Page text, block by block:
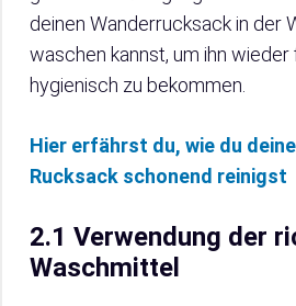
deinen Wanderrucksack in der
waschen kannst, um ihn wieder
hygienisch zu bekommen.
Hier erfährst du, wie du
Rucksack schonend reinigst
2.1 Verwendung der
Waschmittel